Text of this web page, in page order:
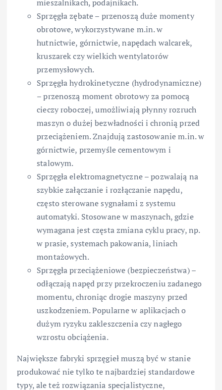
mieszalnikach, podajnikach.
Sprzęgła zębate – przenoszą duże momenty
obrotowe, wykorzystywane m.in. w
hutnictwie, górnictwie, napędach walcarek,
kruszarek czy wielkich wentylatorów
przemysłowych.
Sprzęgła hydrokinetyczne (hydrodynamiczne)
– przenoszą moment obrotowy za pomocą
cieczy roboczej, umożliwiają płynny rozruch
maszyn o dużej bezwładności i chronią przed
przeciążeniem. Znajdują zastosowanie m.in. w
górnictwie, przemyśle cementowym i
stalowym.
Sprzęgła elektromagnetyczne – pozwalają na
szybkie załączanie i rozłączanie napędu,
często sterowane sygnałami z systemu
automatyki. Stosowane w maszynach, gdzie
wymagana jest częsta zmiana cyklu pracy, np.
w prasie, systemach pakowania, liniach
montażowych.
Sprzęgła przeciążeniowe (bezpieczeństwa) –
odłączają napęd przy przekroczeniu zadanego
momentu, chroniąc drogie maszyny przed
uszkodzeniem. Popularne w aplikacjach o
dużym ryzyku zakleszczenia czy nagłego
wzrostu obciążenia.
Największe fabryki sprzęgieł muszą być w stanie
produkować nie tylko te najbardziej standardowe
typy, ale też rozwiązania specjalistyczne,